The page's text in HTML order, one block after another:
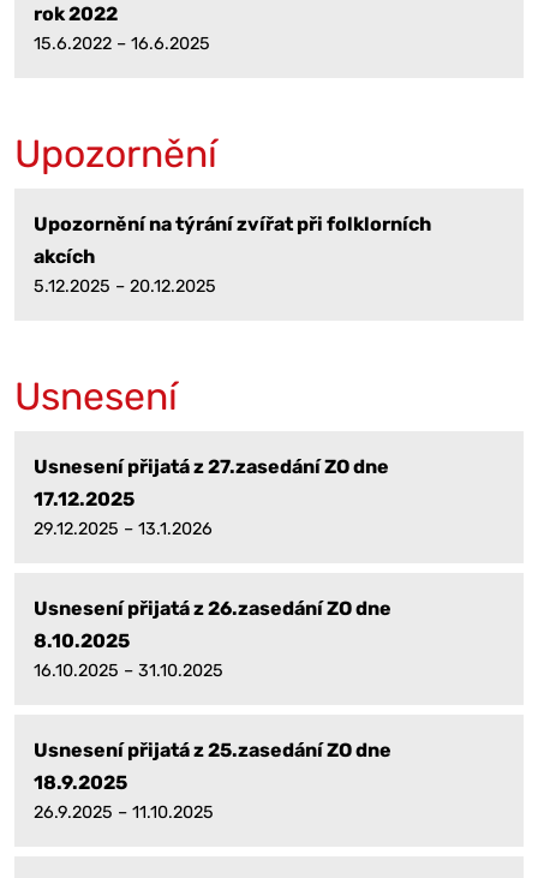
rok 2022
15.6.2022 – 16.6.2025
Upozornění
Upozornění na týrání zvířat při folklorních
akcích
5.12.2025 – 20.12.2025
Usnesení
Usnesení přijatá z 27.zasedání ZO dne
17.12.2025
29.12.2025 – 13.1.2026
Usnesení přijatá z 26.zasedání ZO dne
8.10.2025
16.10.2025 – 31.10.2025
Usnesení přijatá z 25.zasedání ZO dne
18.9.2025
26.9.2025 – 11.10.2025